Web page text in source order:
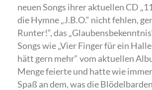
neuen Songs ihrer aktuellen CD
die Hymne „J.B.O.“ nicht fehlen,
Runter!“, das
Songs wie „Vier Finger für ein
hätt gern mehr“ vom aktuellen
Menge feierte und hatte wie
Spaß an dem, was die